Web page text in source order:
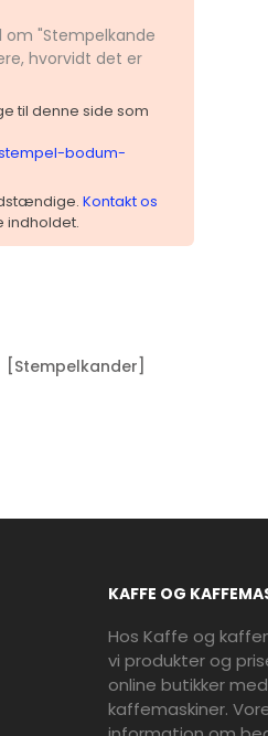
om "Stempelkande
hvorvidt det er
til denne side som
bodum-
Kontakt os
indholdet.
[Stempelkander]
KAFFE OG
Hos Kaffe og
vi produkter og
online butikker
kaffemaskiner.